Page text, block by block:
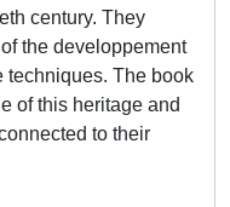
century. They
the developpement
techniques. The book
of this heritage and
to their